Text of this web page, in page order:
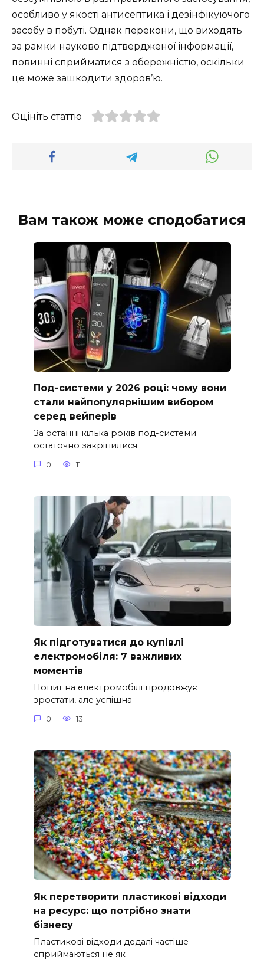
особливо у якості антисептика і дезінфікуючого
засобу в побуті. Однак перекони, що виходять
за рамки науково підтвердженої інформації,
повинні сприйматися з обережністю, оскільки
це може зашкодити здоров’ю.
Оцініть статтю
Вам також може сподобатися
Под-системи у 2026 році: чому вони
стали найпопулярнішим вибором
серед вейперів
За останні кілька років под-системи
остаточно закріпилися
0 11
Як підготуватися до купівлі
електромобіля: 7 важливих
моментів
Попит на електромобілі продовжує
зростати, але успішна
0 13
Як перетворити пластикові відходи
на ресурс: що потрібно знати
бізнесу
Пластикові відходи дедалі частіше
сприймаються не як